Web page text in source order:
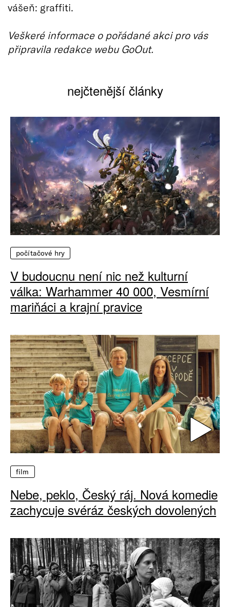
vášeň: graffiti.
Veškeré informace o pořádané akci pro vás
připravila redakce webu GoOut.
nejčtenější články
počítačové hry
V budoucnu není nic než kulturní
válka: Warhammer 40 000, Vesmírní
mariňáci a krajní pravice
film
Nebe, peklo, Český ráj. Nová komedie
zachycuje svéráz českých dovolených